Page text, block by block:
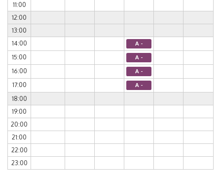
11:00
12:00
13:00
14:00
A -
15:00 A -
16:00 A -
17:00 A -
18:00
19:00
20:00
21:00
22:00
23:00